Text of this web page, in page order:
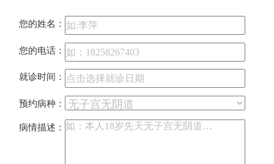
您的姓名：
您的电话：
就诊时间：
预约病种：
病情描述：